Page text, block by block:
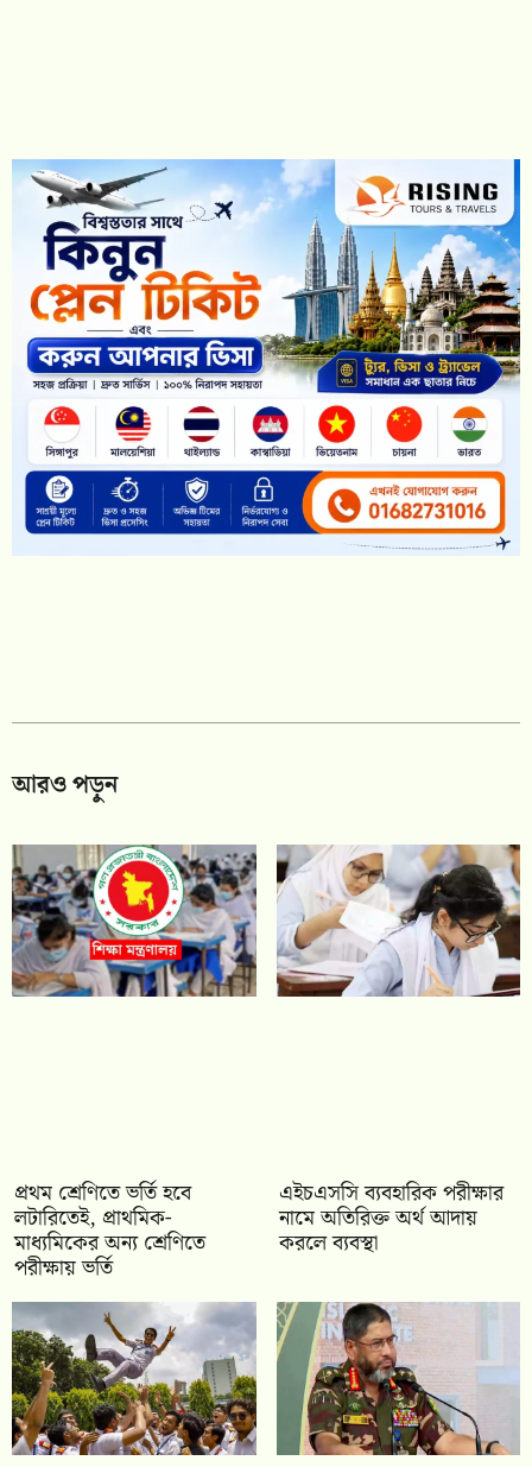
আরও পড়ুন
প্রথম শ্রেণিতে ভর্তি হবে
লটারিতেই, প্রাথমিক-
মাধ্যমিকের অন্য শ্রেণিতে
পরীক্ষায় ভর্তি
এইচএসসি ব্যবহারিক পরীক্ষার
নামে অতিরিক্ত অর্থ আদায়
করলে ব্যবস্থা